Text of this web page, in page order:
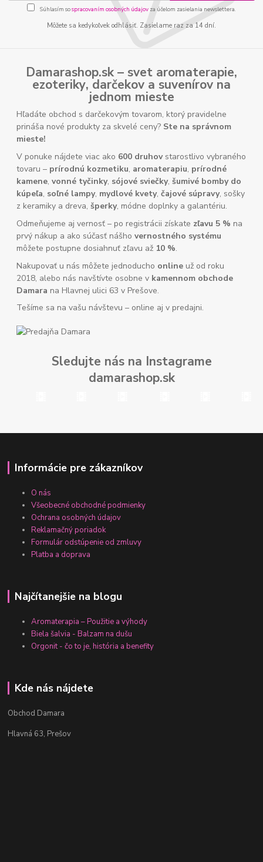
Súhlasím sospracovaním osobných údajov za účelom zasielania newslettera.
Môžete sa kedykoľvek odhlásiť. Zasielame raz za 14 dní.
Damarashop.sk – svet aromaterapie,
ezoteriky, darčekov a suvenírov na
jednom mieste
Hľadáte obchod s darčekovým tovarom, ktorý pravidelne
prináša nové produkty za skvelé ceny? Ste na správnom
mieste!
V ponuke nájdete viac ako 600 druhovstarostlivo vybraného
tovaru – prírodnú kozmetiku, aromaterapiu, prírodné
kamene,vonné tyčinky, sójové sviečky,šumivé bomby do
kúpeľa, soľné lampy, mydlové kvety,čajové súpravy, sošky
z keramiky a dreva,šperky, módne doplnky a galantériu.
Odmeňujeme aj vernosť – po registrácii získate zľavu 5 % na
prvý nákup a ako súčasť nášhovernostného systému
môžete postupne dosiahnuť zľavu až 10 %.
Nakupovať u nás môžete jednoducho online už od roku
2018, alebo nás navštívte osobne v kamennom obchode
Damara na Hlavnej ulici 63 v Prešove.
Tešíme sa na vašu návštevu – online aj v predajni.
Sledujte nás na Instagrame
damarashop.sk
Informácie pre zákazníkov
O nás
Všeobecné obchodné podmienky
Ochrana osobných údajov
Reklamačný poriadok
Formulár odstúpenie od zmluvy
Platba a doprava
Najčítanejšie na blogu
Aromaterapia – Použitie a výhody
Biela šalvia - Balzam na dušu
Orgonit - čo to je, história a benefity
Kde nás nájdete
Obchod Damara
Hlavná 63, Prešov